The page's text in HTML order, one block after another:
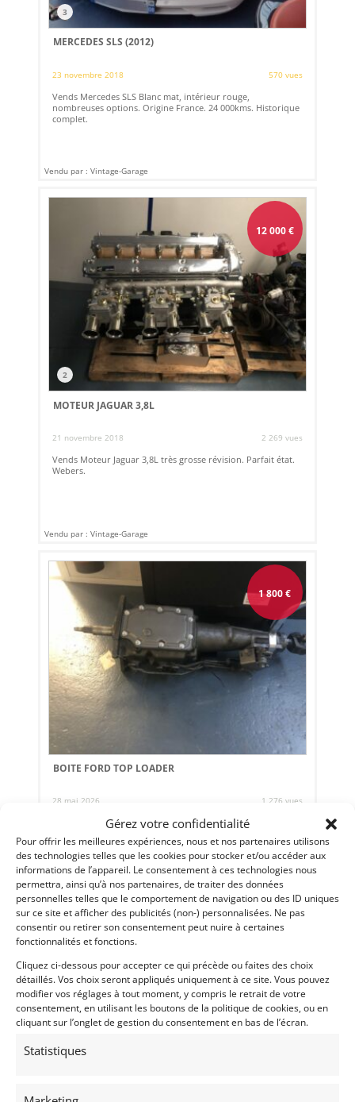
Gérez votre confidentialité
Pour offrir les meilleures expériences, nous et nos partenaires utilisons
des technologies telles que les cookies pour stocker et/ou accéder aux
informations de l’appareil. Le consentement à ces technologies nous
permettra, ainsi qu’à nos partenaires, de traiter des données
personnelles telles que le comportement de navigation ou des ID uniques
sur ce site et afficher des publicités (non-) personnalisées. Ne pas
consentir ou retirer son consentement peut nuire à certaines
fonctionnalités et fonctions.
Cliquez ci-dessous pour accepter ce qui précède ou faites des choix
détaillés. Vos choix seront appliqués uniquement à ce site. Vous pouvez
modifier vos réglages à tout moment, y compris le retrait de votre
consentement, en utilisant les boutons de la politique de cookies, ou en
cliquant sur l’onglet de gestion du consentement en bas de l’écran.
Statistiques
3
MERCEDES SLS (2012)
23 novembre 2018 570 vues
Vends Mercedes SLS Blanc mat, intérieur rouge,
nombreuses options. Origine France. 24 000kms. Historique
complet.
Vendu par : Vintage-Garage
12 000€
2
MOTEUR JAGUAR 3,8L
21 novembre 2018 2 269 vues
Vends Moteur Jaguar 3,8L très grosse révision. Parfait état.
Webers.
Vendu par : Vintage-Garage
1 800€
BOITE FORD TOP LOADER
28 mai 2026 1 276 vues
Vends boite Ford Top Loader. Avec levier et commande.
Vendu par : Vintage-Garage